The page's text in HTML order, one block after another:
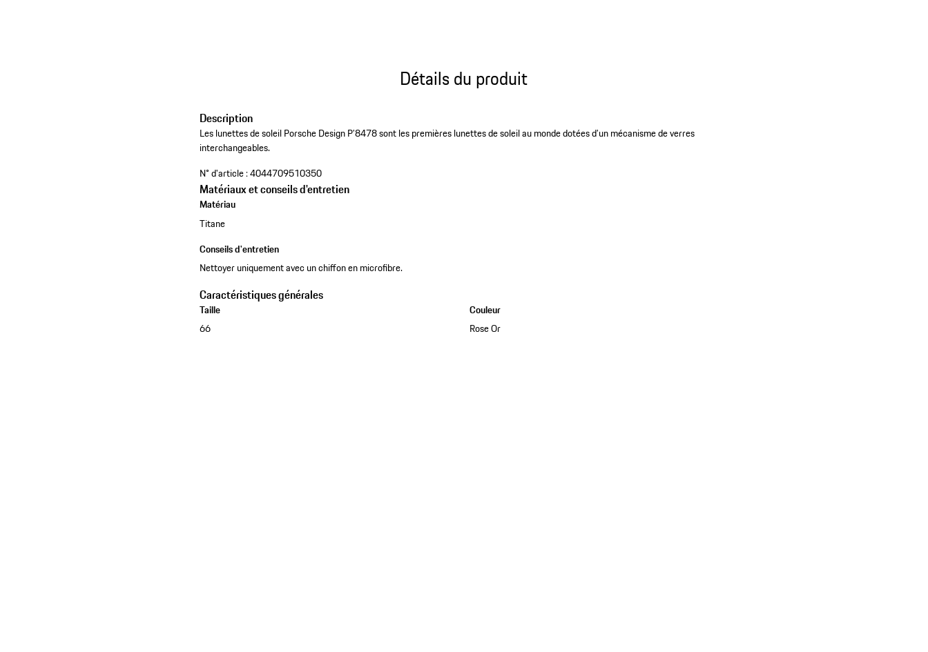
Détails du produit
Description
Les lunettes de soleil Porsche Design P’8478 sont les premières lunettes de soleil au monde dotées d’un mécanisme de verres
interchangeables.​
N° d'article :4044709510350
Matériaux et conseils d'entretien
Matériau
Titane
Conseils d'entretien
Nettoyer uniquement avec un chiffon en microfibre.
Caractéristiques générales
Taille
66
Couleur
Rose Or